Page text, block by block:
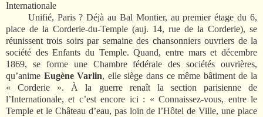
Internationale
Unifié, Paris ? Déjà au Bal Montier, au premier étage du 6,
place de la Corderie-du-Temple (auj. 14, rue de la Corderie), se
réunissent trois soirs par semaine des chansonniers ouvriers de la
société des Enfants du Temple. Quand, entre mars et décembre
1869, se forme une Chambre fédérale des sociétés ouvrières,
qu’anime Eugène Varlin, elle siège dans ce même bâtiment de la
« Corderie ». À la guerre renaît la section parisienne de
l’Internationale, et c’est encore ici : « Connaissez-vous, entre le
Temple et le Château d’eau, pas loin de l’Hôtel de Ville, une place